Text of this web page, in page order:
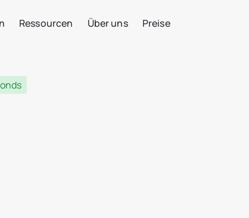
Ressourcen Über uns Preise